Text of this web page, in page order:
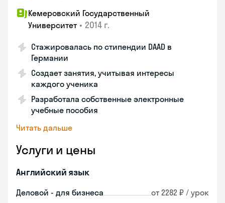
Кемеровский Государственный
Университет • 2014 г.
Стажировалась по стипендии DAAD в
Германии
Создает занятия, учитывая интересы
каждого ученика
Разработала собственные электронные
учебные пособия
Читать дальше
Услуги и цены
Английский язык
Деловой - для бизнеса от 2282 ₽ / урок